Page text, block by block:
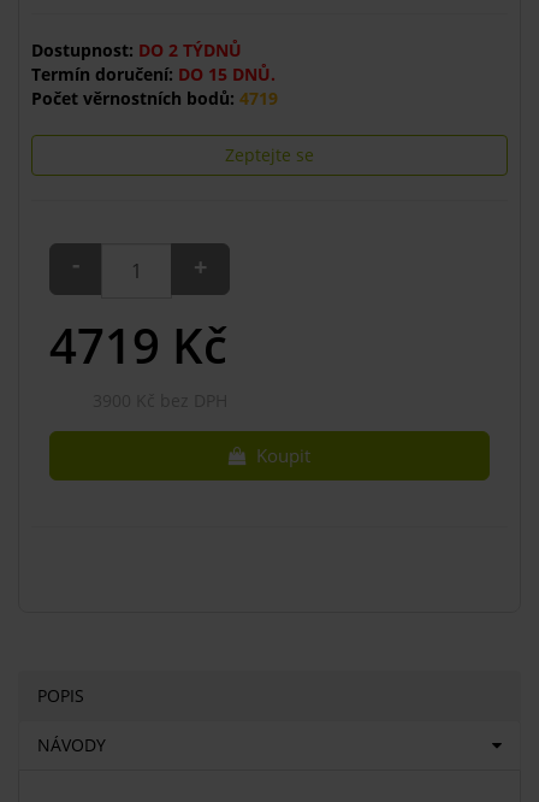
Dostupnost: DO 2 TÝDNŮ
Termín doručení: DO 15 DNŮ.
Počet věrnostních bodů: 4719
Zeptejte se
- +
4719 Kč
Koupit
POPIS
NÁVODY